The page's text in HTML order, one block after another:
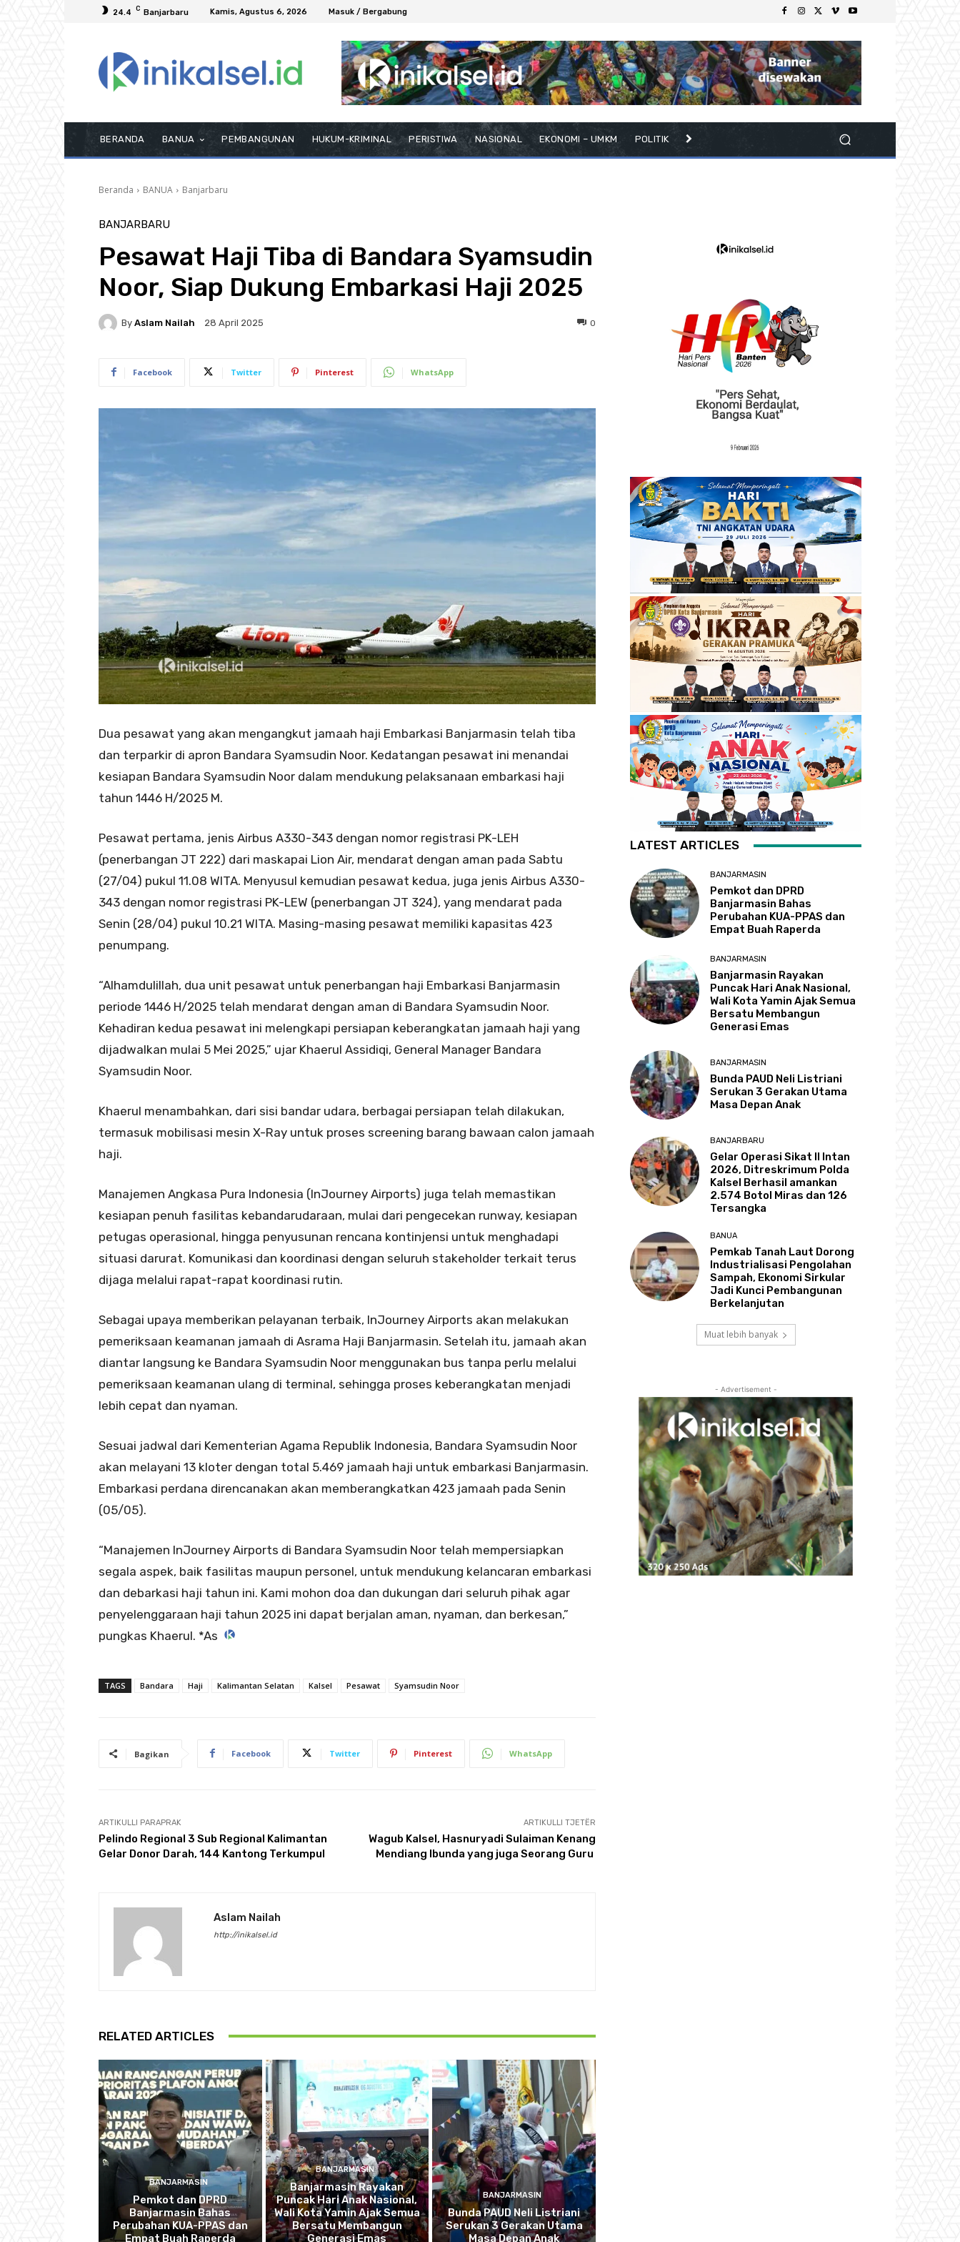
24.4 C Banjarbaru Kamis, Agustus 6, 2026 Masuk / Bergabung
BERANDA BANUA PEMBANGUNAN HUKUM-KRIMINAL PERISTIWA NASIONAL EKONOMI – UMKM POLITIK
Beranda BANUA Banjarbaru
BANJARBARU
Pesawat Haji Tiba di Bandara Syamsudin
Noor, Siap Dukung Embarkasi Haji 2025
By Aslam Nailah 28 April 2025 0
Facebook Twitter Pinterest WhatsApp
Dua pesawat yang akan mengangkut jamaah haji Embarkasi Banjarmasin telah tiba
dan terparkir di apron Bandara Syamsudin Noor. Kedatangan pesawat ini menandai
kesiapan Bandara Syamsudin Noor dalam mendukung pelaksanaan embarkasi haji
tahun 1446 H/2025 M.
Pesawat pertama, jenis Airbus A330-343 dengan nomor registrasi PK-LEH
(penerbangan JT 222) dari maskapai Lion Air, mendarat dengan aman pada Sabtu
(27/04) pukul 11.08 WITA. Menyusul kemudian pesawat kedua, juga jenis Airbus A330-
343 dengan nomor registrasi PK-LEW (penerbangan JT 324), yang mendarat pada
Senin (28/04) pukul 10.21 WITA. Masing-masing pesawat memiliki kapasitas 423
penumpang.
“Alhamdulillah, dua unit pesawat untuk penerbangan haji Embarkasi Banjarmasin
periode 1446 H/2025 telah mendarat dengan aman di Bandara Syamsudin Noor.
Kehadiran kedua pesawat ini melengkapi persiapan keberangkatan jamaah haji yang
dijadwalkan mulai 5 Mei 2025,” ujar Khaerul Assidiqi, General Manager Bandara
Syamsudin Noor.
Khaerul menambahkan, dari sisi bandar udara, berbagai persiapan telah dilakukan,
termasuk mobilisasi mesin X-Ray untuk proses screening barang bawaan calon jamaah
haji.
Manajemen Angkasa Pura Indonesia (InJourney Airports) juga telah memastikan
kesiapan penuh fasilitas kebandarudaraan, mulai dari pengecekan runway, kesiapan
petugas operasional, hingga penyusunan rencana kontinjensi untuk menghadapi
situasi darurat. Komunikasi dan koordinasi dengan seluruh stakeholder terkait terus
dijaga melalui rapat-rapat koordinasi rutin.
Sebagai upaya memberikan pelayanan terbaik, InJourney Airports akan melakukan
pemeriksaan keamanan jamaah di Asrama Haji Banjarmasin. Setelah itu, jamaah akan
diantar langsung ke Bandara Syamsudin Noor menggunakan bus tanpa perlu melalui
pemeriksaan keamanan ulang di terminal, sehingga proses keberangkatan menjadi
lebih cepat dan nyaman.
Sesuai jadwal dari Kementerian Agama Republik Indonesia, Bandara Syamsudin Noor
akan melayani 13 kloter dengan total 5.469 jamaah haji untuk embarkasi Banjarmasin.
Embarkasi perdana direncanakan akan memberangkatkan 423 jamaah pada Senin
(05/05).
“Manajemen InJourney Airports di Bandara Syamsudin Noor telah mempersiapkan
segala aspek, baik fasilitas maupun personel, untuk mendukung kelancaran embarkasi
dan debarkasi haji tahun ini. Kami mohon doa dan dukungan dari seluruh pihak agar
penyelenggaraan haji tahun 2025 ini dapat berjalan aman, nyaman, dan berkesan,”
pungkas Khaerul. *As
TAGS Bandara Haji Kalimantan Selatan Kalsel Pesawat Syamsudin Noor
Bagikan Facebook Twitter Pinterest WhatsApp
ARTIKULLI PARAPRAK
Pelindo Regional 3 Sub Regional Kalimantan
Gelar Donor Darah, 144 Kantong Terkumpul
ARTIKULLI TJETËR
Wagub Kalsel, Hasnuryadi Sulaiman Kenang
Mendiang Ibunda yang juga Seorang Guru
Aslam Nailah
http://inikalsel.id
RELATED ARTICLES
BANJARMASIN
Pemkot dan DPRD
Banjarmasin Bahas
Perubahan KUA-PPAS dan
Empat Buah Raperda
BANJARMASIN
Banjarmasin Rayakan
Puncak Hari Anak Nasional,
Wali Kota Yamin Ajak Semua
Bersatu Membangun
Generasi Emas
BANJARMASIN
Bunda PAUD Neli Listriani
Serukan 3 Gerakan Utama
Masa Depan Anak
LATEST ARTICLES
BANJARMASIN
Pemkot dan DPRD
Banjarmasin Bahas
Perubahan KUA-PPAS dan
Empat Buah Raperda
BANJARMASIN
Banjarmasin Rayakan
Puncak Hari Anak Nasional,
Wali Kota Yamin Ajak Semua
Bersatu Membangun
Generasi Emas
BANJARMASIN
Bunda PAUD Neli Listriani
Serukan 3 Gerakan Utama
Masa Depan Anak
BANJARBARU
Gelar Operasi Sikat II Intan
2026, Ditreskrimum Polda
Kalsel Berhasil amankan
2.574 Botol Miras dan 126
Tersangka
BANUA
Pemkab Tanah Laut Dorong
Industrialisasi Pengolahan
Sampah, Ekonomi Sirkular
Jadi Kunci Pembangunan
Berkelanjutan
Muat lebih banyak
- Advertisement -